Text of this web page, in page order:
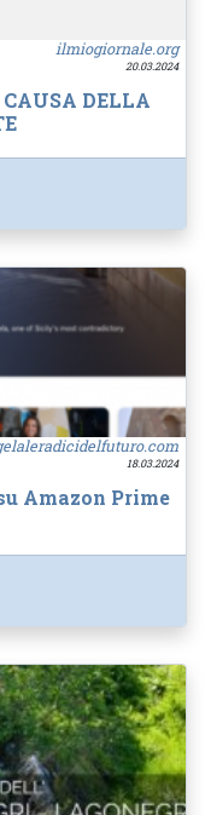
ilmiogiornale.org
20.03.2024
DELLA
18.03.2024
Amazon Prime